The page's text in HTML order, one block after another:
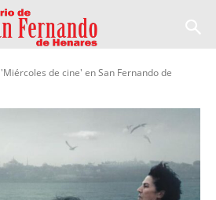
'Miércoles de cine' en San Fernando de